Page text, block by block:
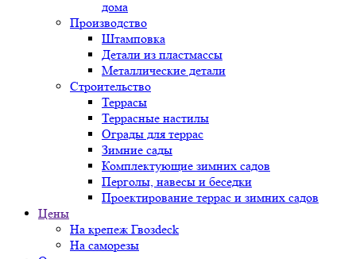
дома
Производство
Штамповка
Детали из пластмассы
Металлические детали
Строительство
Террасы
Террасные настилы
Ограды для террас
Зимние сады
Комплектующие зимних садов
Перголы, навесы и беседки
Проектирование террас и зимних садов
Цены
На крепеж Гвозdeck
На саморезы